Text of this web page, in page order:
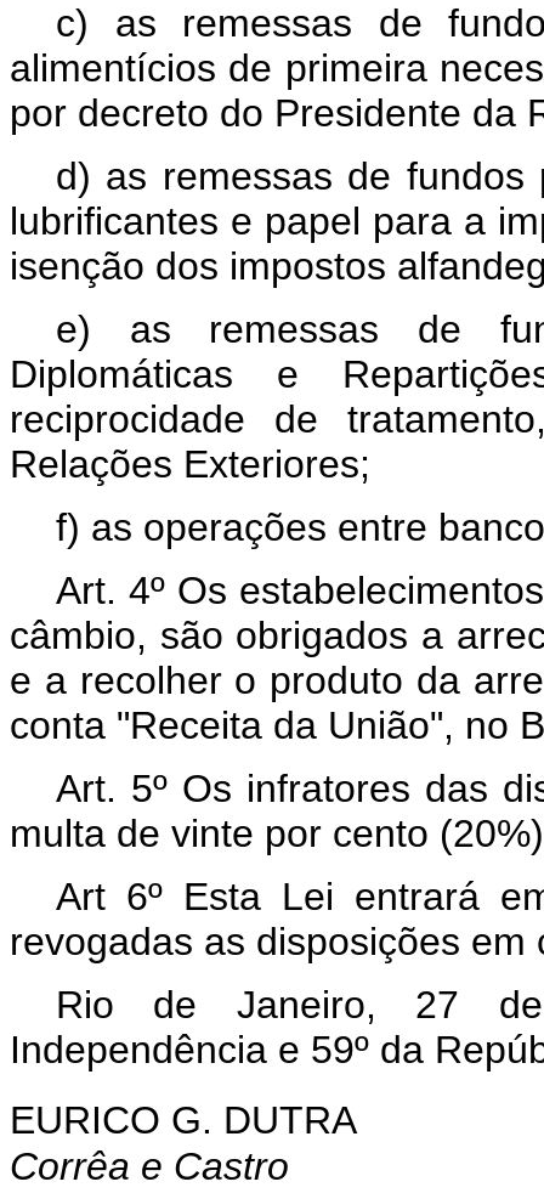
c) as remessas de
alimentícios de primeira
por decreto do Presidente da
d) as remessas de
lubrificantes e papel para a
isenção dos impostos
e) as remessas de
Diplomáticas e
reciprocidade de
Relações Exteriores;
f) as operações entre
Art. 4º Os
câmbio, são obrigados a
e a recolher o produto da
conta "Receita da União", no
Art. 5º Os infratores das
multa de vinte por cento
Art 6º Esta Lei entrará
revogadas as disposições em
Rio de Janeiro, 27
Independência e 59º da
EURICO G. DUTRA
Corrêa e Castro